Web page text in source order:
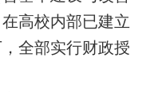
高校内部已建立
全部实行财政授